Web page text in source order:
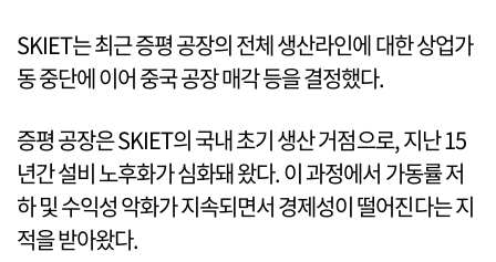
SKIET는 최근 증평 공장의 전체 생산라인에 대한 상업가
동 중단에 이어 중국 공장 매각 등을 결정했다.
증평 공장은 SKIET의 국내 초기 생산 거점으로, 지난 15
년간 설비 노후화가 심화돼 왔다. 이 과정에서 가동률 저
하 및 수익성 악화가 지속되면서 경제성이 떨어진다는 지
적을 받아왔다.